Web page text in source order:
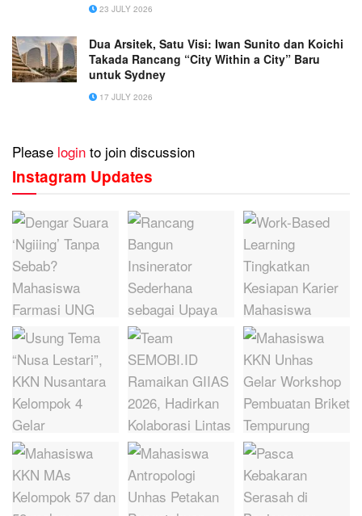
23 JULY 2026
Dua Arsitek, Satu Visi: Iwan Sunito dan Koichi
Takada Rancang “City Within a City” Baru
untuk Sydney
17 JULY 2026
Please login to join discussion
Instagram Updates